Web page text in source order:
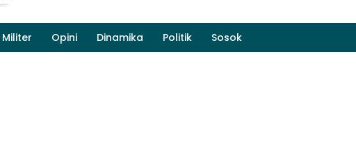
Militer Opini Dinamika Politik Sosok